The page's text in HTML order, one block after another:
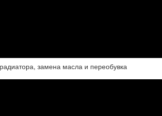
замена масла и переобувка